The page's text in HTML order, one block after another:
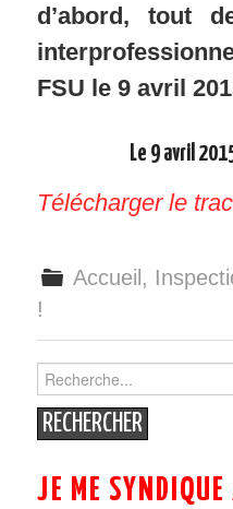
d’abord, tout
FSU le 9 avril
Le 9 avril
Télécharger le
Accueil ,
!
Search
for:
JE ME